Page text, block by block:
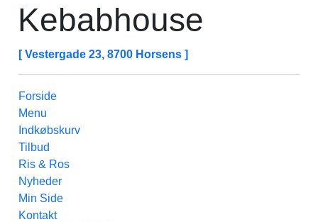
Kebabhouse
[ Vestergade 23, 8700 Horsens ]
Forside
Menu
Indkøbskurv
Tilbud
Ris & Ros
Nyheder
Min Side
Kontakt